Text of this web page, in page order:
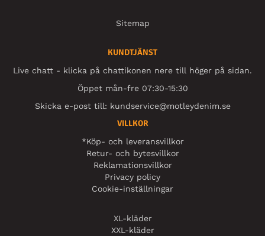
Sitemap
KUNDTJÄNST
Live chatt - klicka på chattikonen nere till höger på sidan.
Öppet mån-fre 07:30-15:30
Skicka e-post till: kundservice@motleydenim.se
VILLKOR
*Köp- och leveransvillkor
Retur- och bytesvillkor
Reklamationsvillkor
Privacy policy
Cookie-inställningar
XL-kläder
XXL-kläder